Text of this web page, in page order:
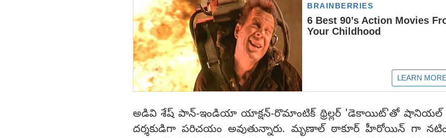
అడివి శేష్ పాన్-ఇండియా యాక్షన్-రొమాంటిక్ థ్రిల్లర్ 'డెకాయిట్‌'తో
దర్శకుడిగా పరిచయం అవుతున్నారు. మృణాల్ ఠాకూర్ హీరోయిన్ గా